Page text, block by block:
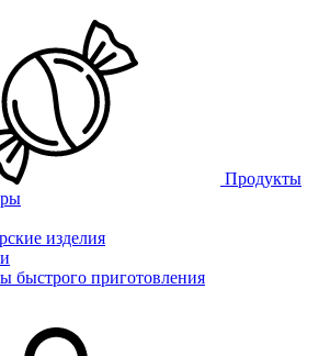
Продукты
изделия
быстрого приготовления